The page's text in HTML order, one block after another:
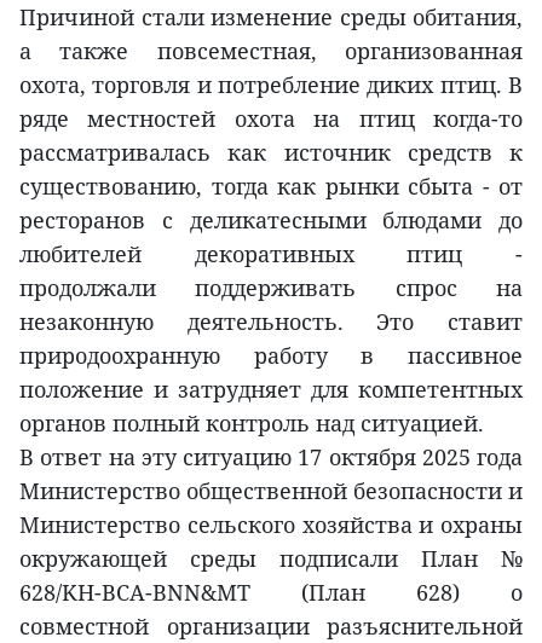
Причиной стали изменение среды обитания,
а также повсеместная, организованная
охота, торговля и потребление диких птиц. В
ряде местностей охота на птиц когда-то
рассматривалась как источник средств к
существованию, тогда как рынки сбыта - от
ресторанов с деликатесными блюдами до
любителей декоративных птиц -
продолжали поддерживать спрос на
незаконную деятельность. Это ставит
природоохранную работу в пассивное
положение и затрудняет для компетентных
органов полный контроль над ситуацией.
В ответ на эту ситуацию 17 октября 2025 года
Министерство общественной безопасности и
Министерство сельского хозяйства и охраны
окружающей среды подписали План №
628/KH-BCA-BNN&MT (План 628) о
совместной организации разъяснительной